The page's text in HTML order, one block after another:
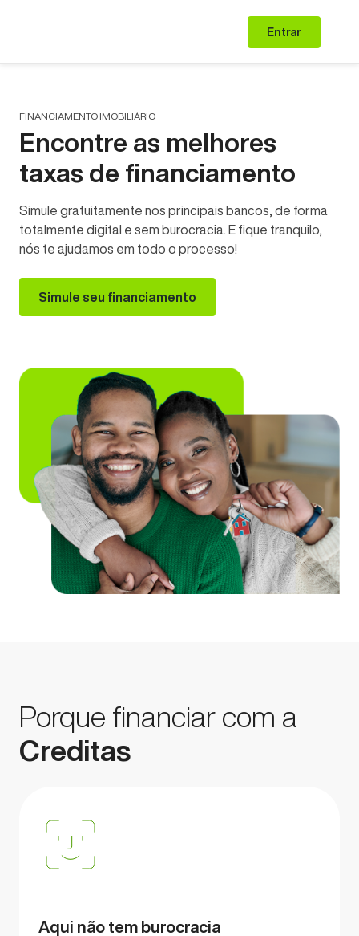
Entrar
FINANCIAMENTO IMOBILIÁRIO
Encontre as melhores
taxas de financiamento
Simule gratuitamente nos principais bancos, de forma
totalmente digital e sem burocracia. E fique tranquilo,
nós te ajudamos em todo o processo!
Simule seu financiamento
Porque financiar com a
Creditas
Aqui não tem burocracia